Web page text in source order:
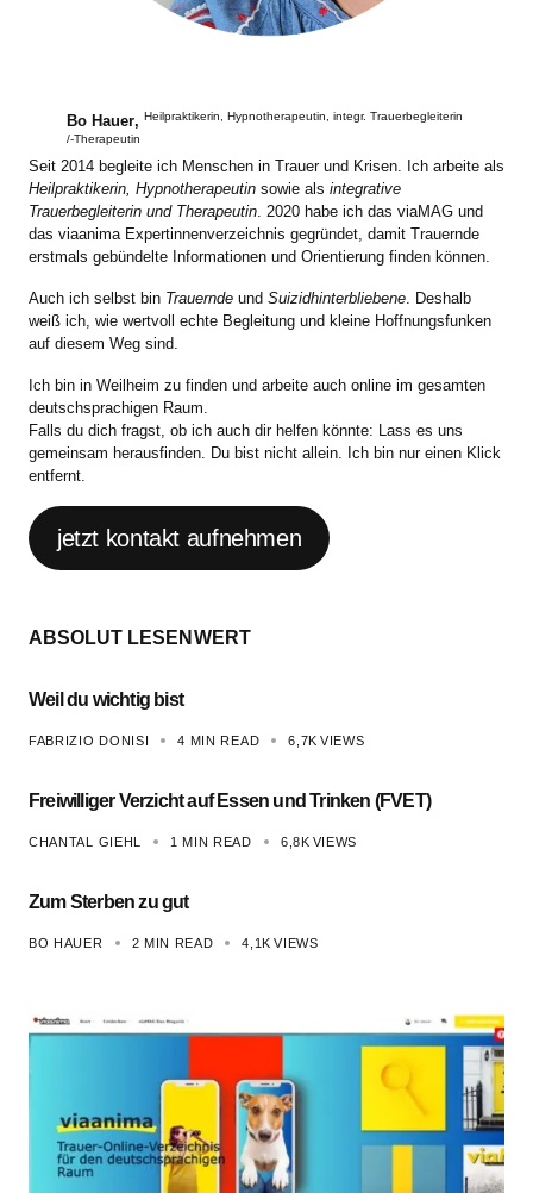
Bo Hauer, Heilpraktikerin, Hypnotherapeutin, integr. Trauerbegleiterin
/-Therapeutin
Seit 2014 begleite ich Menschen in Trauer und Krisen. Ich arbeite als
Heilpraktikerin, Hypnotherapeutin sowie als integrative
Trauerbegleiterin und Therapeutin. 2020 habe ich das viaMAG und
das viaanima Expertinnenverzeichnis gegründet, damit Trauernde
erstmals gebündelte Informationen und Orientierung finden können.
Auch ich selbst bin Trauernde und Suizidhinterbliebene. Deshalb
weiß ich, wie wertvoll echte Begleitung und kleine Hoffnungsfunken
auf diesem Weg sind.
Ich bin in Weilheim zu finden und arbeite auch online im gesamten
deutschsprachigen Raum.
Falls du dich fragst, ob ich auch dir helfen könnte: Lass es uns
gemeinsam herausfinden. Du bist nicht allein. Ich bin nur einen Klick
entfernt.
jetzt kontakt aufnehmen
ABSOLUT LESENWERT
Weil du wichtig bist
FABRIZIO DONISI 4 MIN READ 6,7K VIEWS
Freiwilliger Verzicht auf Essen und Trinken (FVET)
CHANTAL GIEHL 1 MIN READ 6,8K VIEWS
Zum Sterben zu gut
BO HAUER 2 MIN READ 4,1K VIEWS